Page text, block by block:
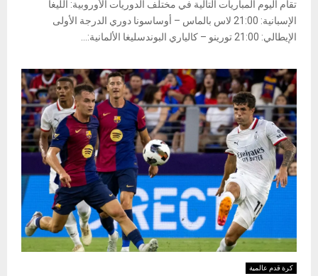
تقام اليوم المباريات التالية في مختلف الدوريات الأوروبية: ​الليغا
الإسباني​ة: 21:00 لاس بالماس – أوساسونا ​دوري الدرجة الأولى
الإيطالي​: 21:00 تورينو – كالياري ​البوندسليغا الألمانية​:​​​​​​​...
كرة قدم عالمية